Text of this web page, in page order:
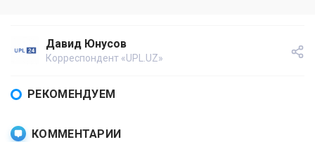
Давид Юнусов
Корреспондент «UPL.UZ»
РЕКОМЕНДУЕМ
КОММЕНТАРИИ